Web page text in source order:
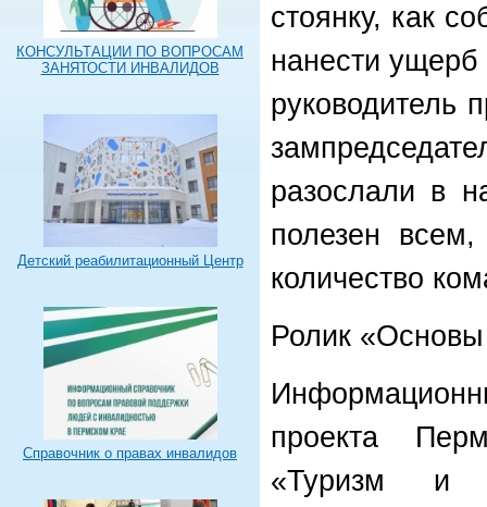
КОНСУЛЬТАЦИИ ПО ВОПРОСАМ
ЗАНЯТОСТИ ИНВАЛИДОВ
Детский реабилитационный Центр
Справочник о правах инвалидов
стоянку, как
нанести ущерб
руководитель
разослали в
полезен
количество
Ролик
проекта
«Туризм и